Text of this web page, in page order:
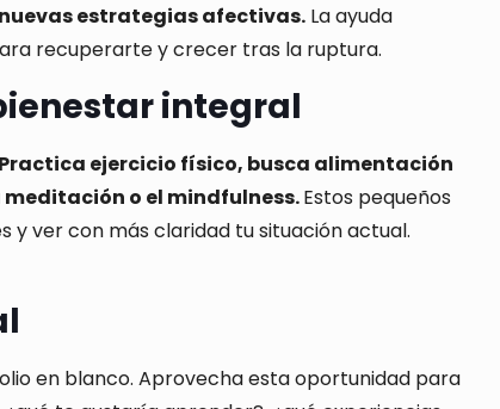
estrategias afectivas.La ayuda
recuperarte y crecer tras la ruptura.
integral
Practica ejercicio físico, busca alimentación
o el mindfulness.Estos pequeños
ver con más claridad tu situación actual.
en blanco. Aprovecha esta oportunidad para